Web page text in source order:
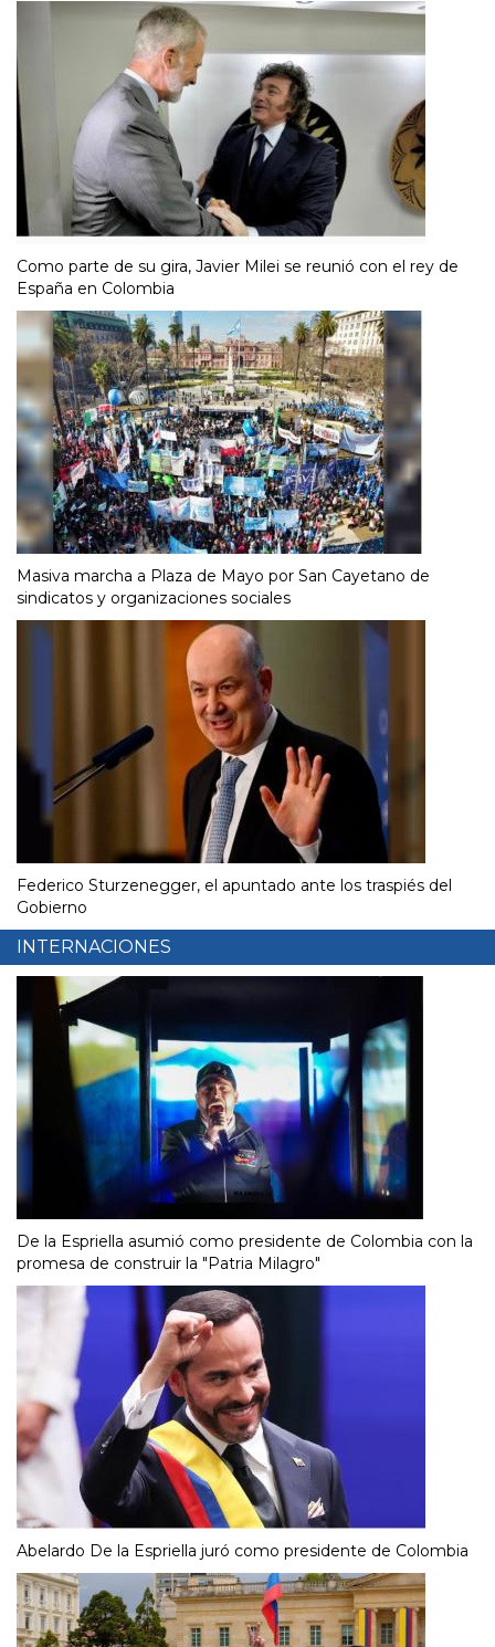
Como parte de su gira, Javier Milei se reunió con el rey de
España en Colombia
Masiva marcha a Plaza de Mayo por San Cayetano de
sindicatos y organizaciones sociales
Federico Sturzenegger, el apuntado ante los traspiés del
Gobierno
INTERNACIONES
De la Espriella asumió como presidente de Colombia con la
promesa de construir la "Patria Milagro"
Abelardo De la Espriella juró como presidente de Colombia